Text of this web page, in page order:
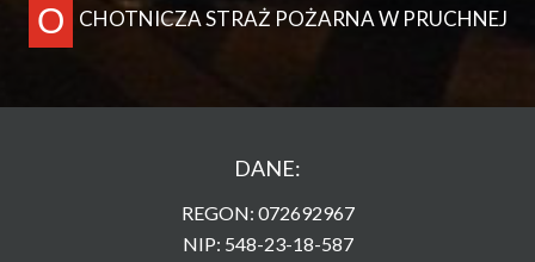
O CHOTNICZA STRAŻ POŻARNA W PRUCHNEJ
DANE:
REGON: 072692967
NIP: 548-23-18-587